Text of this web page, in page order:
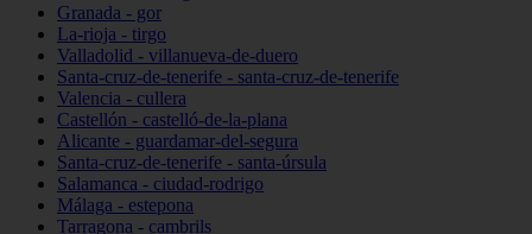
Granada - gor
La-rioja - tirgo
Valladolid - villanueva-de-duero
Santa-cruz-de-tenerife - santa-cruz-de-tenerife
Valencia - cullera
Castellón - castelló-de-la-plana
Alicante - guardamar-del-segura
Santa-cruz-de-tenerife - santa-úrsula
Salamanca - ciudad-rodrigo
Málaga - estepona
Tarragona - cambrils